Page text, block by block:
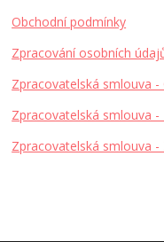
Obchodní podmínky
Zpracování osobních
Zpracovatelská smlouva -
Zpracovatelská smlouva -
Zpracovatelská smlouva -